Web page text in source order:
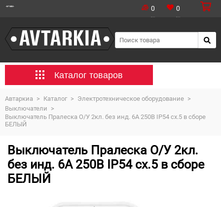
0 0
Каталог товаров
Автаркиа > Каталог > Электротехническое оборудование >
Выключатели >
Выключатель Пралеска О/У 2кл. без инд. 6А 250В IP54 сх.5 в сборе
БЕЛЫЙ
Выключатель Пралеска О/У 2кл.
без инд. 6А 250В IP54 сх.5 в сборе
БЕЛЫЙ